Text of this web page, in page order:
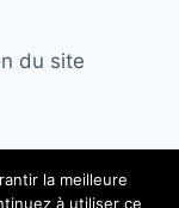
du site
la meilleure
à utiliser ce